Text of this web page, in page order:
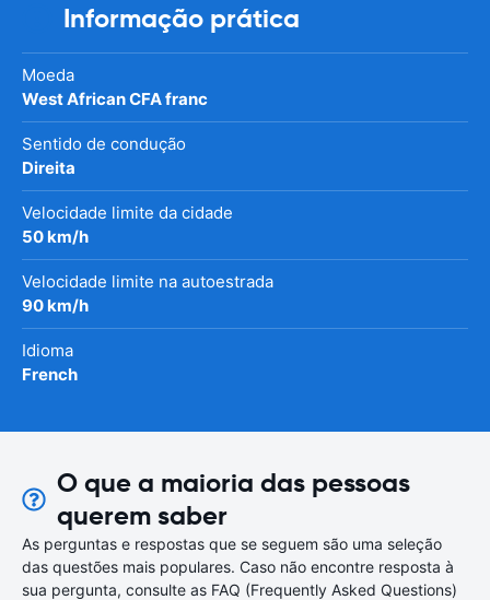
Informação prática
Moeda
West African CFA franc
Sentido de condução
Direita
Velocidade limite da cidade
50 km/h
Velocidade limite na autoestrada
90 km/h
Idioma
French
O que a maioria das pessoas
querem saber
As perguntas e respostas que se seguem são uma seleção
das questões mais populares. Caso não encontre resposta à
sua pergunta, consulte as FAQ (Frequently Asked Questions)